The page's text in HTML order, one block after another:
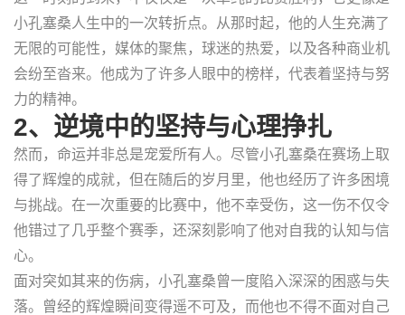
小孔塞桑人生中的一次转折点。从那时起，他的人生充满了
无限的可能性，媒体的聚焦，球迷的热爱，以及各种商业机
会纷至沓来。他成为了许多人眼中的榜样，代表着坚持与努
力的精神。
2、逆境中的坚持与心理挣扎
然而，命运并非总是宠爱所有人。尽管小孔塞桑在赛场上取
得了辉煌的成就，但在随后的岁月里，他也经历了许多困境
与挑战。在一次重要的比赛中，他不幸受伤，这一伤不仅令
他错过了几乎整个赛季，还深刻影响了他对自我的认知与信
心。
面对突如其来的伤病，小孔塞桑曾一度陷入深深的困惑与失
落。曾经的辉煌瞬间变得遥不可及，而他也不得不面对自己